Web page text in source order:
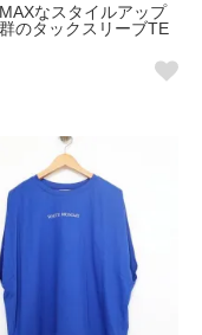
なスタイルアップ
のタックスリーブTE